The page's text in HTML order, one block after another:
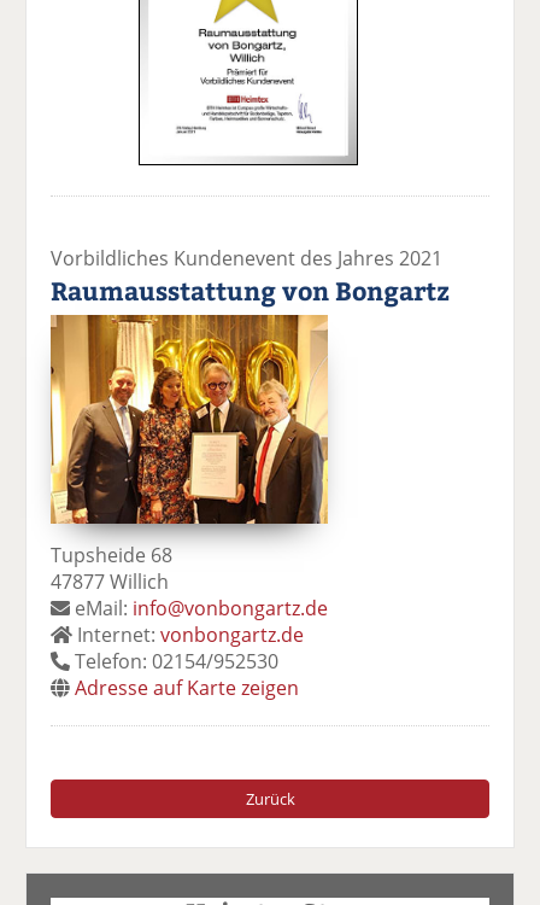
Vorbildliches Kundenevent des Jahres 2021
Raumausstattung von Bongartz
Tupsheide 68
47877 Willich
eMail: info@vonbongartz.de
Internet:vonbongartz.de
Telefon: 02154/952530
Adresse auf Karte zeigen
Zurück